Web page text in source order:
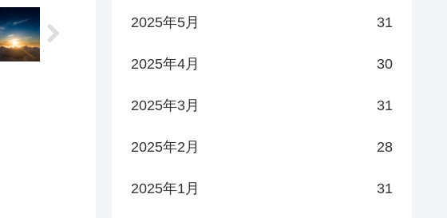
2025年5月 31
2025年4月 30
2025年3月 31
2025年2月 28
2025年1月 31